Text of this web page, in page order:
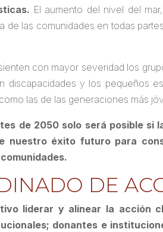
El aumento del nivel del
de las comunidades en todas
con mayor severidad los
discapacidades y los pequeños
las de las generaciones más
de 2050 solo será posible
nuestro éxito futuro para
DE
liderar y alinear la acción
donantes e